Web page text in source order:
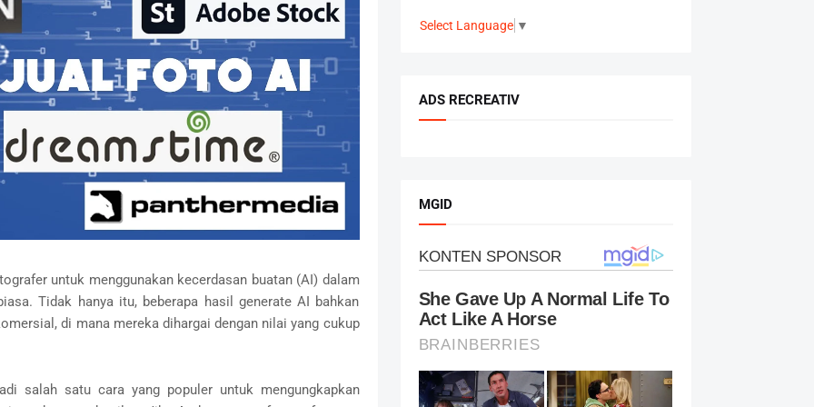
untuk menggunakan kecerdasan buatan (AI) dalam
Tidak hanya itu, beberapa hasil generate AI bahkan
di mana mereka dihargai dengan nilai yang cukup
salah satu cara yang populer untuk mengungkapkan
Select Language ▼
ADS RECREATIV
MGID